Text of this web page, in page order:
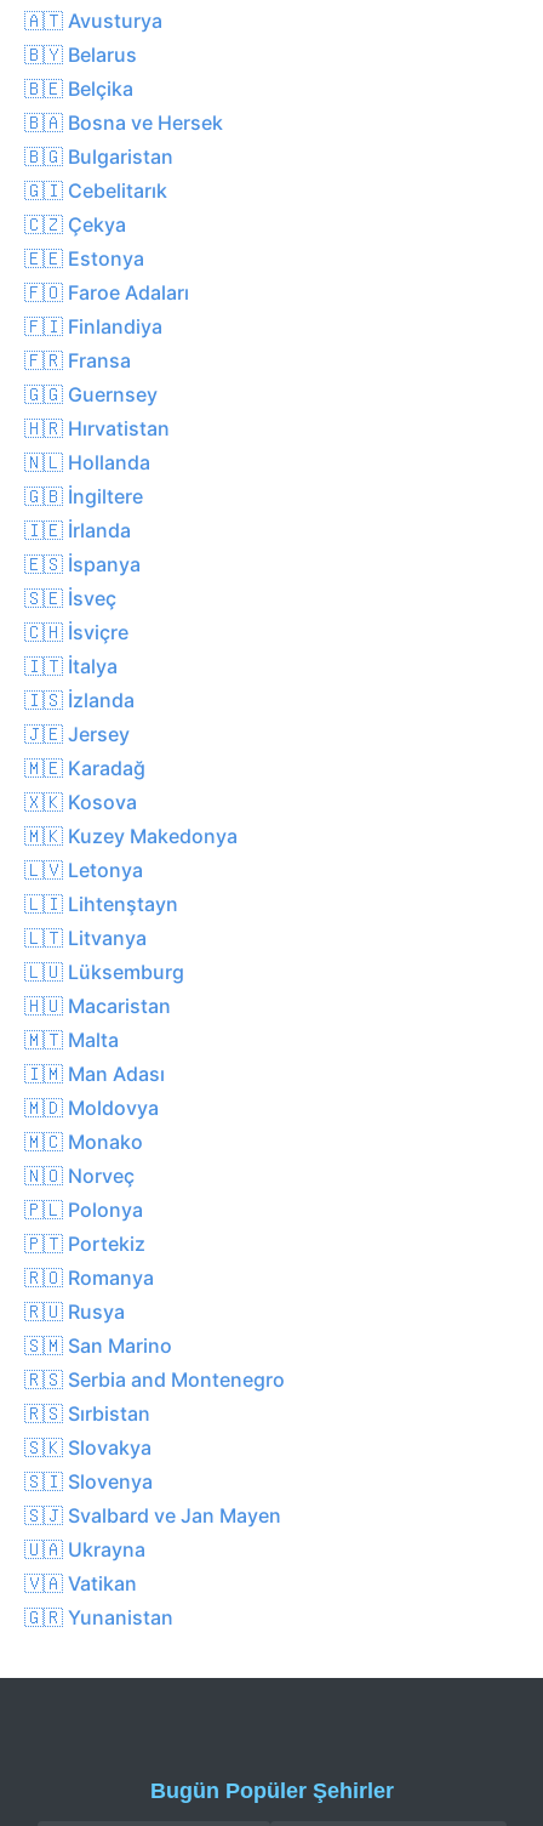
🇦🇹 Avusturya
🇧🇾 Belarus
🇧🇪 Belçika
🇧🇦 Bosna ve Hersek
🇧🇬 Bulgaristan
🇬🇮 Cebelitarık
🇨🇿 Çekya
🇪🇪 Estonya
🇫🇴 Faroe Adaları
🇫🇮 Finlandiya
🇫🇷 Fransa
🇬🇬 Guernsey
🇭🇷 Hırvatistan
🇳🇱 Hollanda
🇬🇧 İngiltere
🇮🇪 İrlanda
🇪🇸 İspanya
🇸🇪 İsveç
🇨🇭 İsviçre
🇮🇹 İtalya
🇮🇸 İzlanda
🇯🇪 Jersey
🇲🇪 Karadağ
🇽🇰 Kosova
🇲🇰 Kuzey Makedonya
🇱🇻 Letonya
🇱🇮 Lihtenştayn
🇱🇹 Litvanya
🇱🇺 Lüksemburg
🇭🇺 Macaristan
🇲🇹 Malta
🇮🇲 Man Adası
🇲🇩 Moldovya
🇲🇨 Monako
🇳🇴 Norveç
🇵🇱 Polonya
🇵🇹 Portekiz
🇷🇴 Romanya
🇷🇺 Rusya
🇸🇲 San Marino
🇷🇸 Serbia and Montenegro
🇷🇸 Sırbistan
🇸🇰 Slovakya
🇸🇮 Slovenya
🇸🇯 Svalbard ve Jan Mayen
🇺🇦 Ukrayna
🇻🇦 Vatikan
🇬🇷 Yunanistan
Bugün Popüler Şehirler